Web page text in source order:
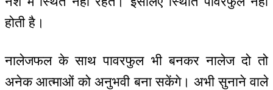
होती है।
नालेजफल के साथ पावरफुल भी बनकर नालेज दो तो
अनेक आत्माओं को अनुभवी बना सकेंगे। अभी सुनाने वाले